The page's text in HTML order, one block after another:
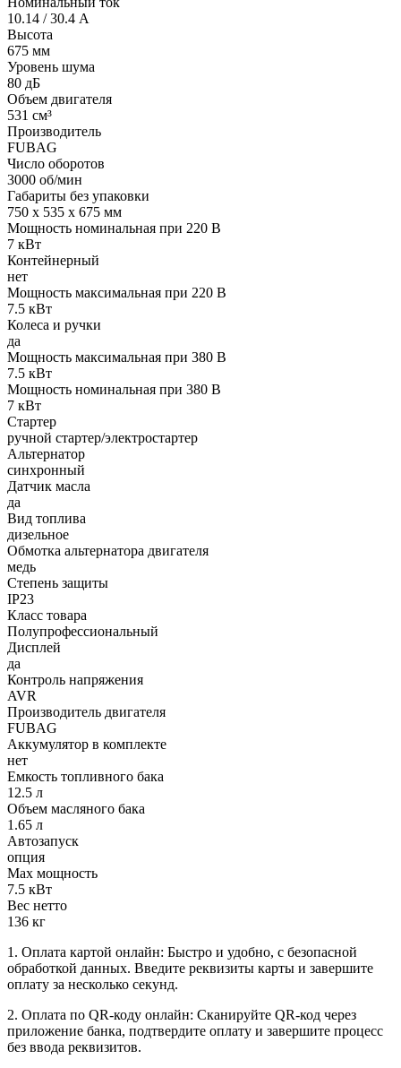
10.14 / 30.4 А
Высота
675 мм
Уровень шума
80 дБ
Объем двигателя
531 см³
Производитель
FUBAG
Число оборотов
3000 об/мин
Габариты без упаковки
750 х 535 х 675 мм
Мощность номинальная при 220 В
7 кВт
Контейнерный
нет
Мощность максимальная при 220 В
7.5 кВт
Колеса и ручки
да
Мощность максимальная при 380 В
7.5 кВт
Мощность номинальная при 380 В
7 кВт
Стартер
ручной стартер/электростартер
Альтернатор
синхронный
Датчик масла
да
Вид топлива
дизельное
Обмотка альтернатора двигателя
медь
Степень защиты
IP23
Класс товара
Полупрофессиональный
Дисплей
да
Контроль напряжения
AVR
Производитель двигателя
FUBAG
Аккумулятор в комплекте
нет
Емкость топливного бака
12.5 л
Объем масляного бака
1.65 л
Автозапуск
опция
Max мощность
7.5 кВт
Вес нетто
136 кг
1. Оплата картой онлайн: Быстро и удобно, с безопасной
обработкой данных. Введите реквизиты карты и завершите
оплату за несколько секунд.
2. Оплата по QR-коду онлайн: Сканируйте QR-код через
приложение банка, подтвердите оплату и завершите процесс
без ввода реквизитов.